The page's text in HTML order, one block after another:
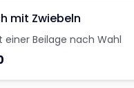
mit Zwiebeln
einer Beilage nach Wahl